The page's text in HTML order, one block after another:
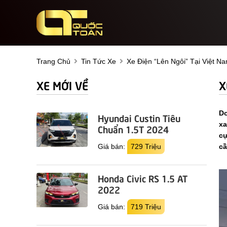
Trang Chủ Tin Tức Xe Xe Điện “lên Ngôi” Tại Việt
XE MỚI VỀ
Hyundai Custin Tiêu
Chuẩn 1.5T 2024
Giá bán: 729 Triệu
Honda Civic RS 1.5 AT
2022
Giá bán: 719 Triệu